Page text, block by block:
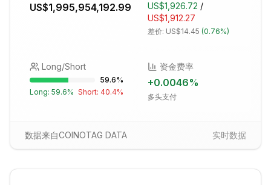
US$1,995,954,192.99
US$1,926.72 /
US$1,912.27
差价: US$14.45 (0.76%)
Long/Short
59.6%
Long: 59.6% Short: 40.4%
资金费率
+0.0046%
多头支付
数据来自COINOTAG DATA 实时数据